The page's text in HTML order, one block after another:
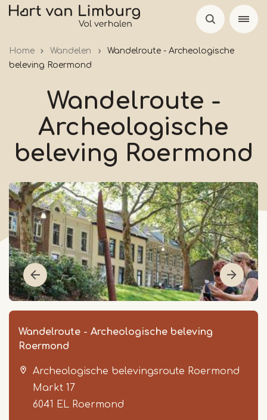
Overslaan
Home Wandelen
Wandelroute - Archeologische
beleving Roermond
Wandelroute -
Archeologische
beleving Roermond
Wandelroute - Archeologische beleving
Roermond
Archeologische belevingsroute Roermond
Markt 17
6041 EL Roermond